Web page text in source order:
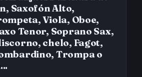
Saxofón Alto,
Viola, Oboe,
Tenor, Soprano Sax,
chelo, Fagot,
Trompa o